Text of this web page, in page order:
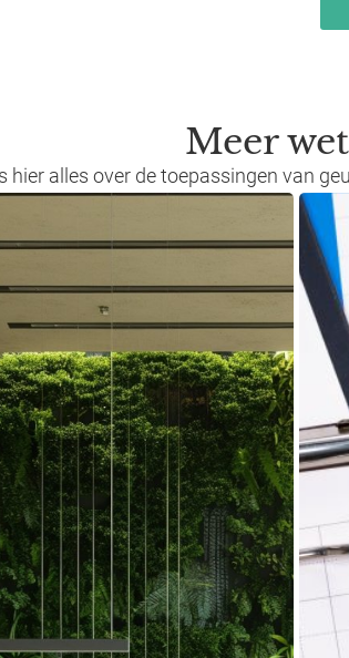
Meer
hier alles over de toepassingen van